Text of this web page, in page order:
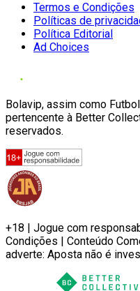
Termos e Condições
Políticas de
Política Editorial
Ad Choices
Bolavip, assim como
pertencente à Better
reservados.
+18 | Jogue com
Condições | Conteúdo
adverte: Aposta não é